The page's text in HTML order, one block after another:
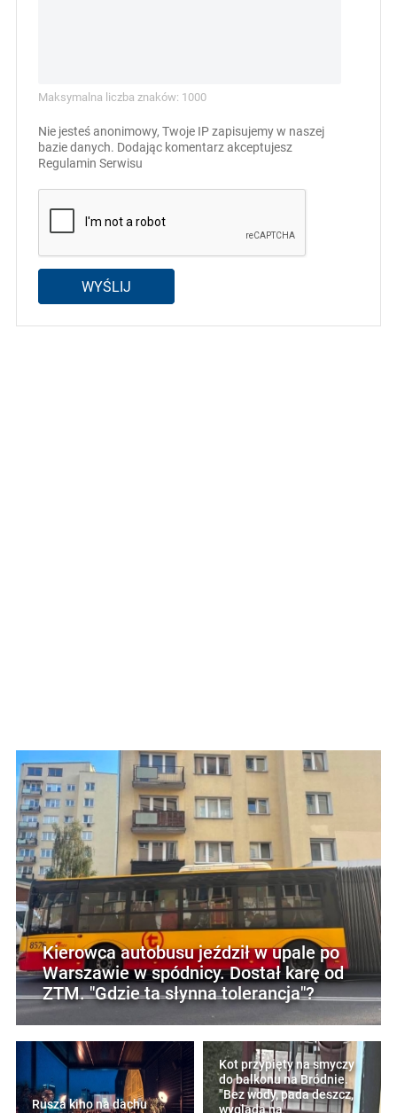
Maksymalna liczba znaków: 1000
Nie jesteś anonimowy, Twoje IP zapisujemy w naszej
bazie danych. Dodając komentarz akceptujesz
Regulamin Serwisu
WYŚLIJ
Kierowca autobusu jeździł w upale po
Warszawie w spódnicy. Dostał karę od
ZTM. "Gdzie ta słynna tolerancja"?
Rusza kino na dachu
Kot przypięty na smyczy
do balkonu na Bródnie.
"Bez wody, pada deszcz,
wygląda na